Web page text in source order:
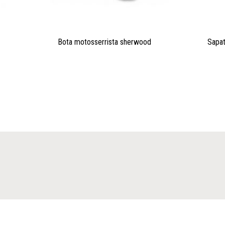
Bota motosserrista sherwood